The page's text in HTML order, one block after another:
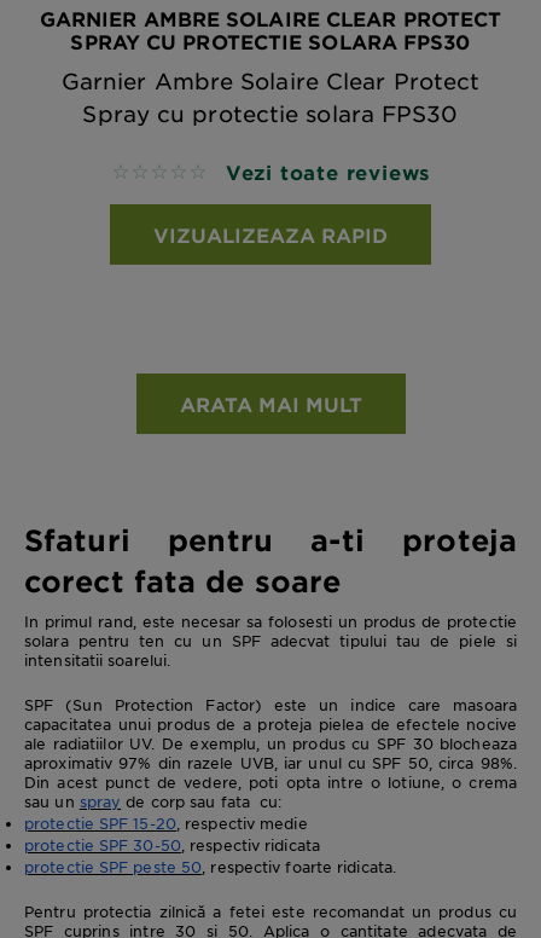
GARNIER AMBRE SOLAIRE CLEAR PROTECT
SPRAY CU PROTECTIE SOLARA FPS30
Garnier Ambre Solaire Clear Protect
Spray cu protectie solara FPS30
No reviews Vezi toate reviews
VIZUALIZEAZA RAPID
ARATA MAI MULT
Sfaturi pentru a-ti proteja
corect fata de soare
In primul rand, este necesar sa folosesti un produs de protectie
solara pentru ten cu un SPF adecvat tipului tau de piele si
intensitatii soarelui.
SPF (Sun Protection Factor) este un indice care masoara
capacitatea unui produs de a proteja pielea de efectele nocive
ale radiatiilor UV. De exemplu, un produs cu SPF 30 blocheaza
aproximativ 97% din razele UVB, iar unul cu SPF 50, circa 98%.
Din acest punct de vedere, poti opta intre o lotiune, o crema
sau un spray de corp sau fata cu:
protectie SPF 15-20, respectiv medie
protectie SPF 30-50, respectiv ridicata
protectie SPF peste 50 , respectiv foarte ridicata.
Pentru protectia zilnică a fetei este recomandat un produs cu
SPF cuprins intre 30 si 50. Aplica o cantitate adecvata de